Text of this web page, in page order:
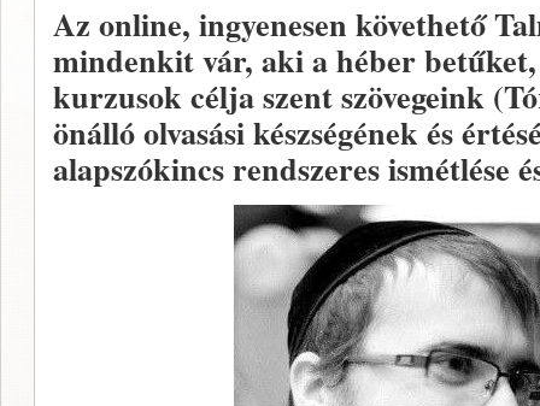
Az online, ingyenesen követhető
mindenkit vár, aki a héber
kurzusok célja szent szövegeink
önálló olvasási készségének és
alapszókincs rendszeres ismétlése